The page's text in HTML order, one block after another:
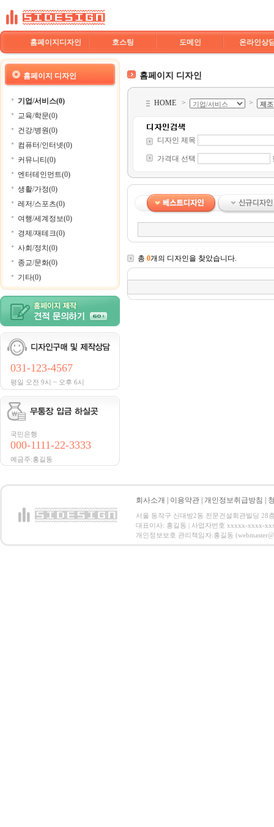
홈페이지디자인 호스팅 도메인 온라인상
홈페이지 디자인
기업/서비스(0)
교육/학문(0)
건강/병원(0)
컴퓨터/인터넷(0)
커뮤니티(0)
엔터테인먼트(0)
생활/가정(0)
레저/스포츠(0)
여행/세계정보(0)
경제/재테크(0)
사회/정치(0)
종교/문화(0)
기타(0)
031-123-4567
평일 오전 9시 ~ 오후 6시
국민은행
000-1111-22-3333
예금주:홍길동
홈페이지 디자인
HOME > >
디자인 제목
가격대 선택
총 0개의 디자인을 찾았습니다.
회사소개 이용약관 개인정보취급방침
서울 동작구 신대방2동 전문건설회관빌딩 28
대표이사: 홍길동 | 사업자번호 xxxxx-xxxx-
개인정보보호 관리책임자:홍길동